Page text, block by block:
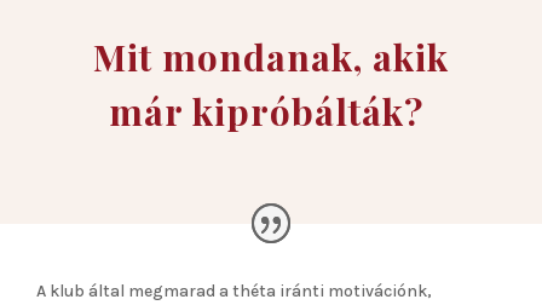
Mit mondanak, akik
már kipróbálták?
A klub által megmarad a théta iránti motivációnk,